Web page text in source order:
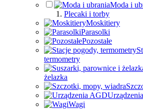
Moda i
Plecaki i torby
Moskitiery
Parasolki
Pozostałe
termometry
żelazka
Wagi